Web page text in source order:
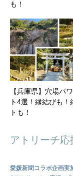
も！
【兵庫県】穴場パ
ト4選！縁結びも！
トも！
アトリーチ応
愛媛新聞コラボ企画実